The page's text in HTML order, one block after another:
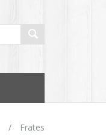
/ Frates